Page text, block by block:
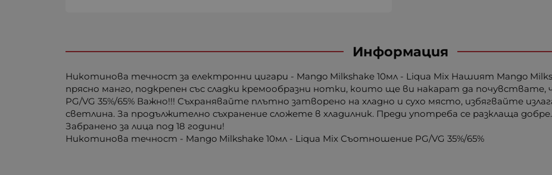
Информация
Никотинова течност за електронни цигари - Mango Milkshake 10мл - Liqua Mix Нашият Mango
прясно манго, подкрепен със сладки кремообразни нотки, които ще ви накарат да
PG/VG 35%/65% Важно!!! Съхранявайте плътно затворено на хладно и сухо място, избягвайте
светлина. За продължително съхранение сложете в хладилник. Преди употреба се разклаща
Забранено за лица под 18 години!
Никотинова течност - Mango Milkshake 10мл - Liqua Mix Съотношение PG/VG 35%/65%